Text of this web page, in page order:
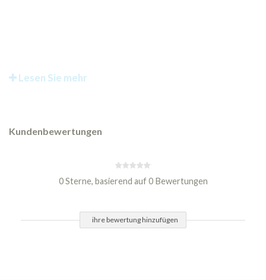
Lesen Sie mehr
Kundenbewertungen
0 Sterne, basierend auf 0 Bewertungen
ihre bewertung hinzufügen